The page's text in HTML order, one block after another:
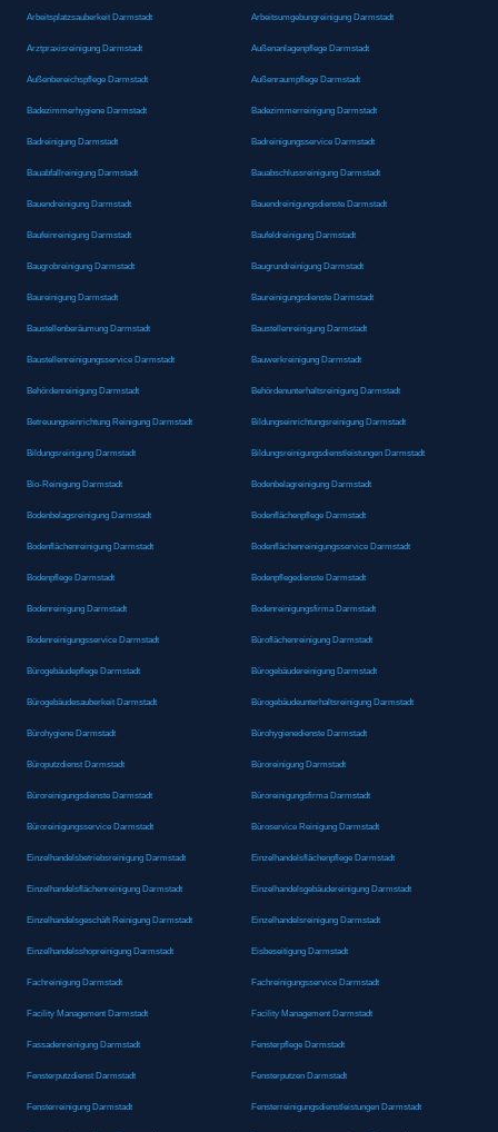
Arbeitsplatzsauberkeit Darmstadt Arbeitsumgebungreinigung Darmstadt
Arztpraxisreinigung Darmstadt Außenanlagenpflege Darmstadt
Außenbereichspflege Darmstadt Außenraumpflege Darmstadt
Badezimmerhygiene Darmstadt Badezimmerreinigung Darmstadt
Badreinigung Darmstadt Badreinigungsservice Darmstadt
Bauabfallreinigung Darmstadt Bauabschlussreinigung Darmstadt
Bauendreinigung Darmstadt Bauendreinigungsdienste Darmstadt
Baufeinreinigung Darmstadt Baufeldreinigung Darmstadt
Baugrobreinigung Darmstadt Baugrundreinigung Darmstadt
Baureinigung Darmstadt Baureinigungsdienste Darmstadt
Baustellenberäumung Darmstadt Baustellenreinigung Darmstadt
Baustellenreinigungsservice Darmstadt Bauwerkreinigung Darmstadt
Behördenreinigung Darmstadt Behördenunterhaltsreinigung Darmstadt
Betreuungseinrichtung Reinigung Darmstadt Bildungseinrichtungsreinigung Darmstadt
Bildungsreinigung Darmstadt Bildungsreinigungsdienstleistungen Darmstadt
Bio-Reinigung Darmstadt Bodenbelagreinigung Darmstadt
Bodenbelagsreinigung Darmstadt Bodenflächenpflege Darmstadt
Bodenflächenreinigung Darmstadt Bodenflächenreinigungsservice Darmstadt
Bodenpflege Darmstadt Bodenpflegedienste Darmstadt
Bodenreinigung Darmstadt Bodenreinigungsfirma Darmstadt
Bodenreinigungsservice Darmstadt Büroflächenreinigung Darmstadt
Bürogebäudepflege Darmstadt Bürogebäudereinigung Darmstadt
Bürogebäudesauberkeit Darmstadt Bürogebäudeunterhaltsreinigung Darmstadt
Bürohygiene Darmstadt Bürohygienedienste Darmstadt
Büroputzdienst Darmstadt Büroreinigung Darmstadt
Büroreinigungsdienste Darmstadt Büroreinigungsfirma Darmstadt
Büroreinigungsservice Darmstadt Büroservice Reinigung Darmstadt
Einzelhandelsbetriebsreinigung Darmstadt Einzelhandelsflächenpflege Darmstadt
Einzelhandelsflächenreinigung Darmstadt Einzelhandelsgebäudereinigung Darmstadt
Einzelhandelsgeschäft Reinigung Darmstadt Einzelhandelsreinigung Darmstadt
Einzelhandelsshopreinigung Darmstadt Eisbeseitigung Darmstadt
Fachreinigung Darmstadt Fachreinigungsservice Darmstadt
Facility Management Darmstadt Facility Management Darmstadt
Fassadenreinigung Darmstadt Fensterpflege Darmstadt
Fensterputzdienst Darmstadt Fensterputzen Darmstadt
Fensterreinigung Darmstadt Fensterreinigungsdienstleistungen Darmstadt